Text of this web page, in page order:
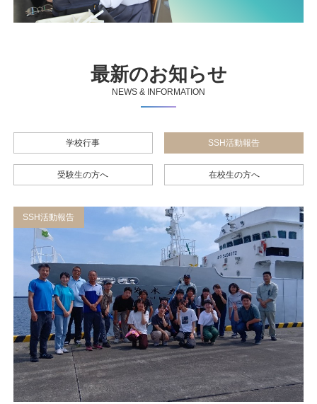
最新のお知らせ
NEWS & INFORMATION
学校行事 SSH活動報告
受験生の方へ 在校生の方へ
SSH活動報告